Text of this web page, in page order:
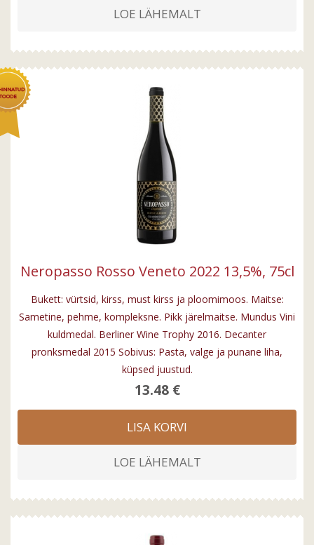
LOE LÄHEMALT
Neropasso Rosso Veneto 2022 13,5%, 75cl
Bukett: vürtsid, kirss, must kirss ja ploomimoos. Maitse:
Sametine, pehme, kompleksne. Pikk järelmaitse. Mundus Vini
kuldmedal. Berliner Wine Trophy 2016. Decanter
pronksmedal 2015 Sobivus: Pasta, valge ja punane liha,
küpsed juustud.
13.48 €
LISA KORVI
LOE LÄHEMALT